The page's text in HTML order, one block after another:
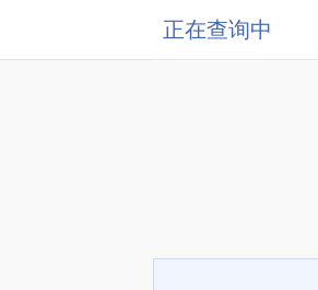
正在查询中